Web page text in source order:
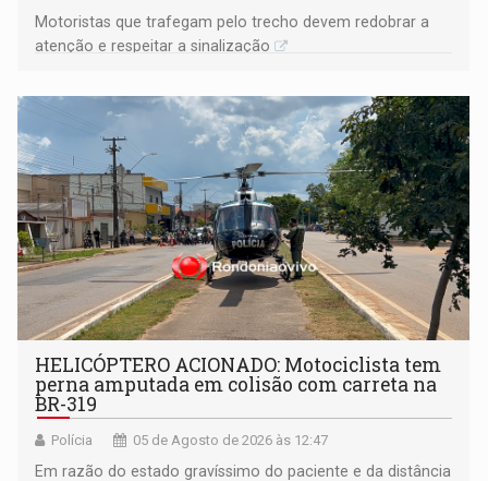
​Motoristas que trafegam pelo trecho devem redobrar a
atenção e respeitar a sinalização
HELICÓPTERO ACIONADO: Motociclista tem
perna amputada em colisão com carreta na
BR-319
Polícia 05 de Agosto de 2026 às 12:47
Em razão do estado gravíssimo do paciente e da distância